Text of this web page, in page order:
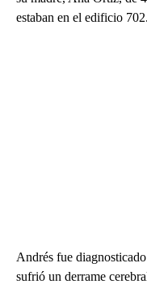
estaban en el edificio 702.
Andrés fue
sufrió un derrame